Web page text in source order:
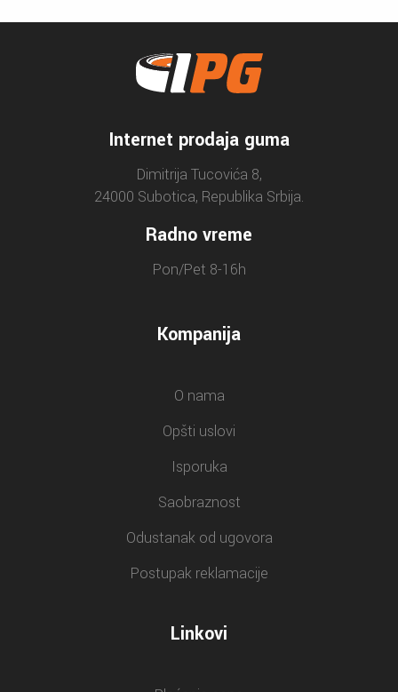
Internet prodaja guma
Dimitrija Tucovića 8,
24000 Subotica, Republika Srbija.
Radno vreme
Pon/Pet 8-16h
Kompanija
O nama
Opšti uslovi
Isporuka
Saobraznost
Odustanak od ugovora
Postupak reklamacije
Linkovi